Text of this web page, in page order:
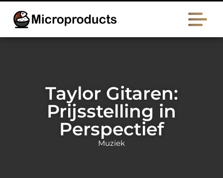
Taylor Gitaren:
Prijsstelling in
Perspectief
Muziek